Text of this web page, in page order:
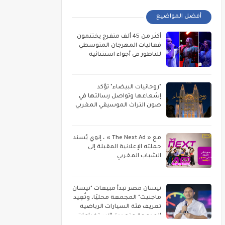
أفضل المواضيع
أكثر من 45 ألف متفرج يختتمون
فعاليات المهرجان المتوسطي
للناظور في أجواء استثنائية
"روحانيات البيضاء" تؤكد
إشعاعها وتواصل رسالتها في
صون التراث الموسيقي المغربي
مع « The Next Ad » ، إنوي يُسند
حملته الإعلانية المقبلة إلى
الشباب المغربي
نيسان مصر تبدأ مبيعات "نيسان
ماجنيت" المجمعة محليًا، وتُعِيد
تعريف فئة السيارات الرياضية
المدمجة متعددة الاستخدامات